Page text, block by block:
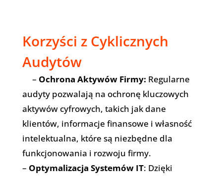
Korzyści z Cyklicznych
Audytów
– Ochrona Aktywów Firmy: Regularne
audyty pozwalają na ochronę kluczowych
aktywów cyfrowych, takich jak dane
klientów, informacje finansowe i własność
intelektualna, które są niezbędne dla
funkcjonowania i rozwoju firmy.
– Optymalizacja Systemów IT: Dzięki